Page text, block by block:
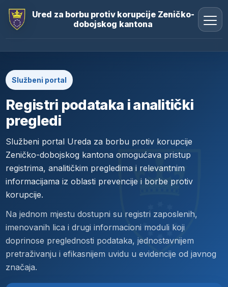
Ured za borbu protiv korupcije Zeničko-
dobojskog kantona
Službeni portal
Registri podataka i analitički
pregledi
Službeni portal Ureda za borbu protiv korupcije
Zeničko-dobojskog kantona omogućava pristup
registrima, analitičkim pregledima i relevantnim
informacijama iz oblasti prevencije i borbe protiv
korupcije.
Na jednom mjestu dostupni su registri zaposlenih,
imenovanih lica i drugi informacioni moduli koji
doprinose preglednosti podataka, jednostavnijem
pretraživanju i efikasnijem uvidu u evidencije od javnog
značaja.